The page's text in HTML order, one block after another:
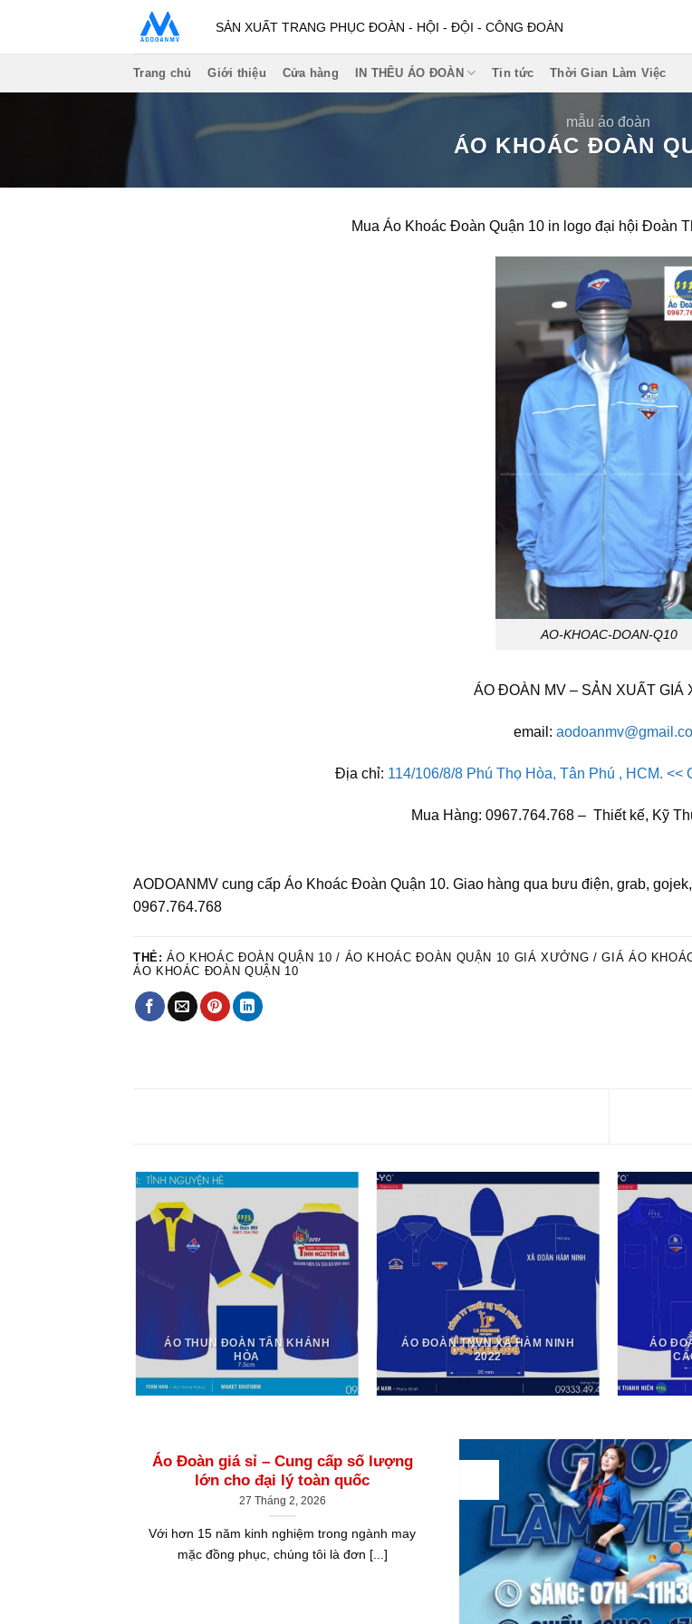
SẢN XUẤT TRANG PHỤC ĐOÀN - HỘI - ĐỘI - CÔNG ĐOÀN
Trang chủ Giới thiệu Cửa hàng IN THÊU ÁO ĐOÀN Tin tức Thời Gian Làm Việc
mẫu áo đoàn
ÁO KHOÁC ĐOÀN
Mua Áo Khoác Đoàn Quận 10 in logo đại hội Đoàn
AO-KHOAC-DOAN-Q10
ÁO ĐOÀN MV – SẢN XUẤT GIÁ
email:
Địa chỉ: 114/106/8/8 Phú Thọ Hòa, Tân Phú , HCM.
Mua Hàng: 0967.764.768 – Thiết kế, Kỹ
AODOANMV cung cấp Áo Khoác Đoàn Quận 10. Giao hàng qua bưu điện, grab,
0967.764.768
THẺ: ÁO KHOÁC ĐOÀN QUẬN 10 / ÁO KHOÁC ĐOÀN QUẬN 10 GIÁ XƯỞNG / GIÁ ÁO
ÁO KHOÁC ĐOÀN QUẬN 10
ÁO THUN ĐOÀN TÂN KHÁNH
HÒA
ÁO ĐOÀN TNVN XÃ HÀM NINH
2022
ÁO
Áo Đoàn giá sỉ – Cung cấp số lượng
lớn cho đại lý toàn quốc
27 Tháng 2, 2026
Với hơn 15 năm kinh nghiệm trong ngành may
mặc đồng phục, chúng tôi là đơn [...]